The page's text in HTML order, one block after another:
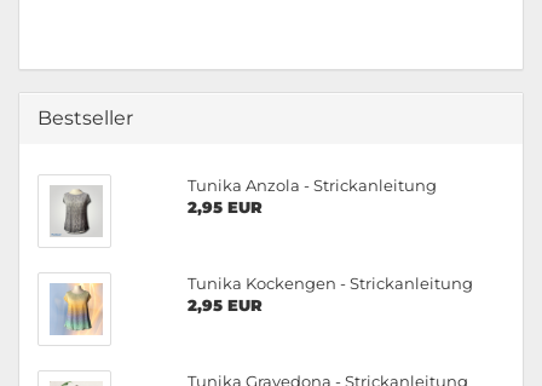
Bestseller
Tunika Anzola - Strickanleitung
2,95 EUR
Tunika Kockengen - Strickanleitung
2,95 EUR
Tunika Gravedona - Strickanleitung